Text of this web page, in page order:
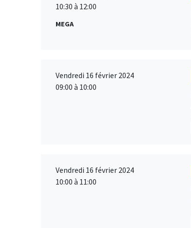
10:30 à 12:00
MEGA
Vendredi 16 février 2024
09:00 à 10:00
Vendredi 16 février 2024
10:00 à 11:00